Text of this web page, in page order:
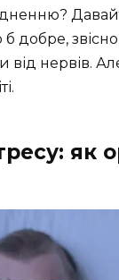
добре,
від нервів.
як